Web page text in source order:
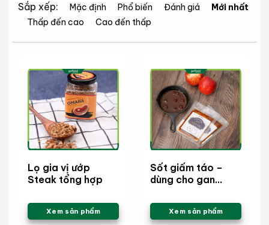
Sắp xếp: Mặc định Phổ biến Đánh giá
Mới nhất
Thấp đến cao
Cao đến thấp
Lọ gia vị ướp
Steak tổng hợp
Xem sản phẩm
Sốt giấm táo –
dùng cho gan
Xem sản phẩm